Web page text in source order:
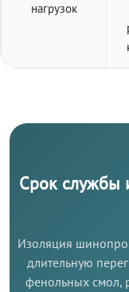
нагрузок
Срок службы
Изоляция
длительную
фенольных смол,